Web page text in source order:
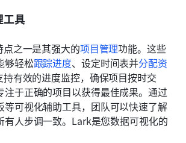
工具
点之一是其强大的项目管理功能。这些
够轻松跟踪进度、设定时间表并分配资
持有效的进度监控，确保项目按时交
注于正确的项目以获得最佳成果。通过
等可视化辅助工具，团队可以快速了解
有人步调一致。Lark是您数据可视化的